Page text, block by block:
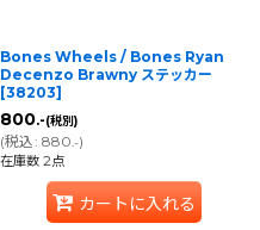
Bones Wheels / Bones Ryan
Decenzo Brawny ステッカー
[38203]
800.-(税別)
(税込: 880.-)
在庫数 2点
カートに入れる